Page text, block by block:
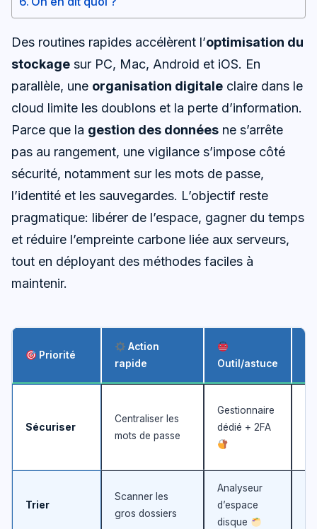
Des routines rapides accélèrent l’optimisation du
stockage sur PC, Mac, Android et iOS. En
parallèle, une organisation digitale claire dans le
cloud limite les doublons et la perte d’information.
Parce que la gestion des données ne s’arrête
pas au rangement, une vigilance s’impose côté
sécurité, notamment sur les mots de passe,
l’identité et les sauvegardes. L’objectif reste
pragmatique: libérer de l’espace, gagner du temps
et réduire l’empreinte carbone liée aux serveurs,
tout en déployant des méthodes faciles à
maintenir.
Priorité
Action
rapide
Outil/astuce
Sécuriser
Centraliser les
mots de passe
Gestionnaire
dédié + 2FA
Trier
Scanner les
gros dossiers
Analyseur
d’espace
disque